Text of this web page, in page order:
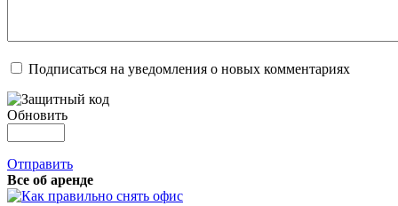
Подписаться на уведомления о новых комментариях
Обновить
Отправить
Все об аренде